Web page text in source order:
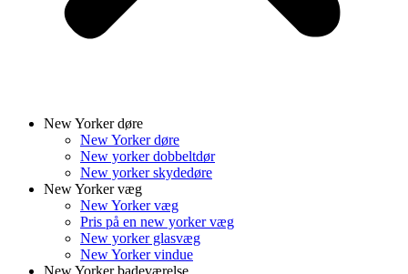
New Yorker døre
New Yorker døre
New yorker dobbeltdør
New yorker skydedøre
New Yorker væg
New Yorker væg
Pris på en new yorker væg
New yorker glasvæg
New Yorker vindue
New Yorker badeværelse